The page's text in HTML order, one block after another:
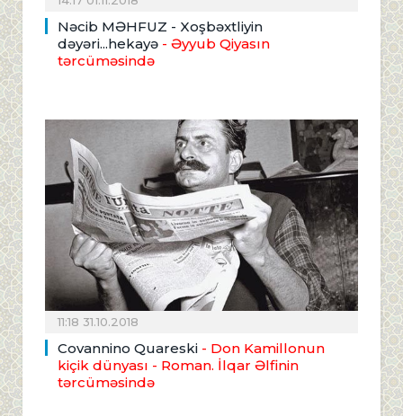
Nəcib MƏHFUZ - Xoşbəxtliyin
dəyəri...hekayə - Əyyub Qiyasın
tərcüməsində
11:18 31.10.2018
Covannino Quareski - Don Kamillonun
kiçik dünyası - Roman. İlqar Əlfinin
tərcüməsində